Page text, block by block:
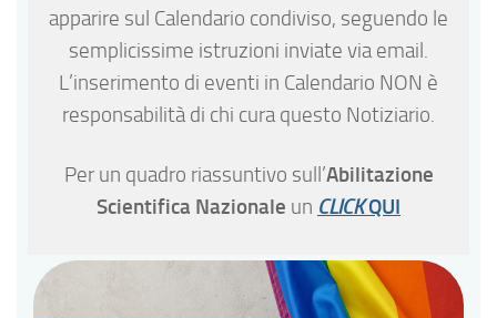
apparire sul Calendario condiviso, seguendo le
semplicissime istruzioni inviate via email.
L’inserimento di eventi in Calendario NON è
responsabilità di chi cura questo Notiziario.
Per un quadro riassuntivo sull’Abilitazione
Scientifica Nazionale un CLICKQUI